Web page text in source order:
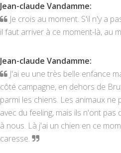
Jean-claude Vandamme:
Je crois au moment. S'il n'y a
il faut arriver à ce moment-là, au
Jean-claude Vandamme:
J'ai eu une très belle enfance
côté campagne, en dehors de
parmi les chiens. Les animaux
avec du feeling, mais ils n'ont
à nous. Là j'ai un chien en ce
caresse.